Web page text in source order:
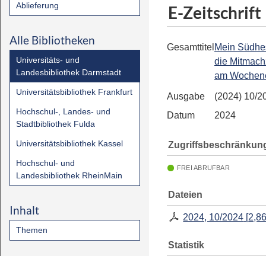
Ablieferung
Alle Bibliotheken
Universitäts- und
Landesbibliothek Darmstadt
Universitätsbibliothek Frankfurt
Hochschul-, Landes- und
Stadtbibliothek Fulda
Universitätsbibliothek Kassel
Hochschul- und
Landesbibliothek RheinMain
Inhalt
Themen
E-Zeitschrift
Gesamttitel Mein
die
am
Ausgabe
(2024) 10/
Datum
2024
FREI ABRUFBAR
Dateien
2024, 10/2024 [
Statistik